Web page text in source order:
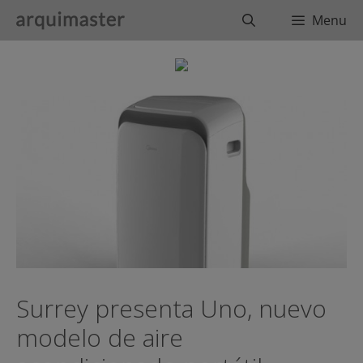
BuscarMenu
Surrey presenta Uno, nuevo
modelo de aire